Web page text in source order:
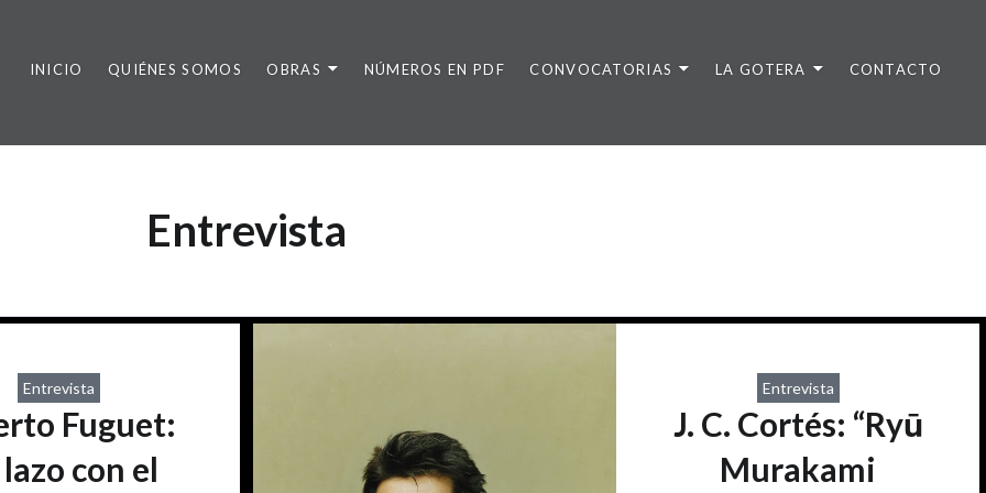
INICIO QUIÉNES SOMOS OBRAS NÚMEROS EN PDF CONVOCATORIAS LA GOTERA CONTACTO
Entrevista
Entrevista
Fuguet:
lazo con el
Entrevista
J. C. Cortés: “Ryū
Murakami